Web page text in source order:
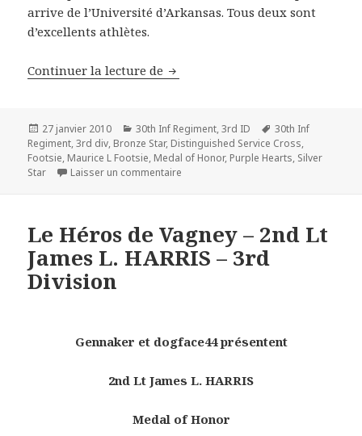
arrive de l’Université d’Arkansas. Tous deux sont
d’excellents athlètes.
Continuer la lecture de Capt. Maurice L. Footsie Britt –
Publié
le
27 janvier 2010 Catégories
30th Inf Regiment,3rd ID
Mots-
clés
30th Inf
Regiment,3rd div, Bronze Star, Distinguished Service Cross,
Footsie, Maurice L Footsie, Medal of Honor, Purple Hearts, Silver
Star
Laisser un commentaire
Le Héros de Vagney – 2nd Lt
James L. HARRIS – 3rd
Division
Gennaker et dogface44 présentent
2nd Lt James L. HARRIS
Medal of Honor